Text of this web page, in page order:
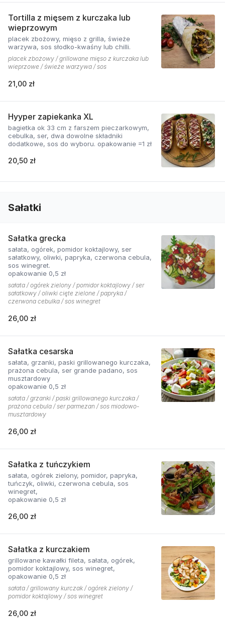
Tortilla z mięsem z kurczaka lub
wieprzowym
placek zbożowy, mięso z grilla, świeże
warzywa, sos słodko-kwaśny lub chilli.
placek zbożowy / grillowane mięso z kurczaka lub
wieprzowe / świeże warzywa / sos
21,00 zł
Hyyper zapiekanka XL
bagietka ok 33 cm z farszem pieczarkowym,
cebulka, ser, dwa dowolne składniki
dodatkowe, sos do wyboru. opakowanie =1 zł
20,50 zł
Sałatki
Sałatka grecka
sałata, ogórek, pomidor koktajlowy, ser
sałatkowy, oliwki, papryka, czerwona cebula,
sos winegret.
opakowanie 0,5 zł
sałata / ogórek zielony / pomidor koktajlowy / ser
sałatkowy / oliwki cięte zielone / papryka /
czerwona cebulka / sos winegret
26,00 zł
Sałatka cesarska
sałata, grzanki, paski grillowanego kurczaka,
prażona cebula, ser grande padano, sos
musztardowy
opakowanie 0,5 zł
sałata / grzanki / paski grillowanego kurczaka /
prażona cebula / ser parmezan / sos miodowo-
musztardowy
26,00 zł
Sałatka z tuńczykiem
sałata, ogórek zielony, pomidor, papryka,
tuńczyk, oliwki, czerwona cebula, sos
winegret,
opakowanie 0,5 zł
26,00 zł
Sałatka z kurczakiem
grillowane kawałki fileta, sałata, ogórek,
pomidor koktajlowy, sos winegret,
opakowanie 0,5 zł
sałata / grillowany kurczak / ogórek zielony /
pomidor koktajlowy / sos winegret
26,00 zł